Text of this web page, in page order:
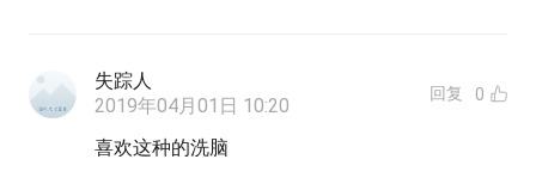
失踪人
2019年04月01日 10:20
回复 0
喜欢这种的洗脑